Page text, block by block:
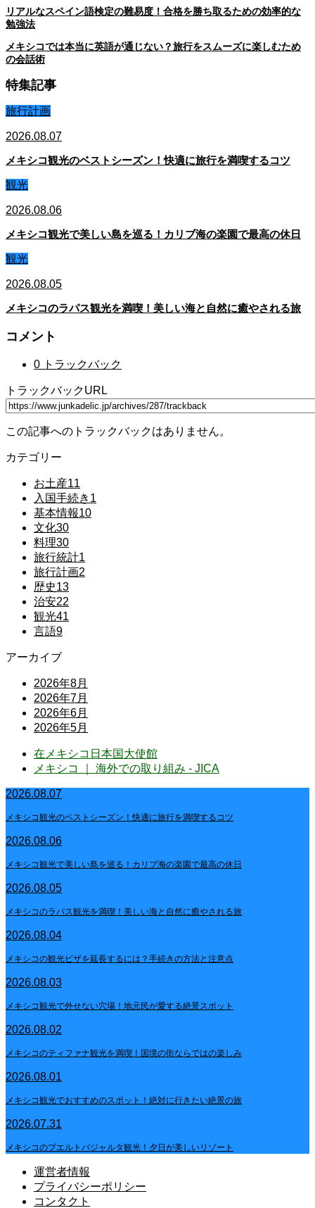
リアルなスペイン語検定の難易度！合格を勝ち取るための効率的な
勉強法
メキシコでは本当に英語が通じない？旅行をスムーズに楽しむため
の会話術
特集記事
旅行計画
2026.08.07
メキシコ観光のベストシーズン！快適に旅行を満喫するコツ
観光
2026.08.06
メキシコ観光で美しい島を巡る！カリブ海の楽園で最高の休日
観光
2026.08.05
メキシコのラパス観光を満喫！美しい海と自然に癒やされる旅
コメント
0 トラックバック
トラックバックURL
この記事へのトラックバックはありません。
カテゴリー
お土産11
入国手続き 1
基本情報10
文化30
料理30
旅行統計1
旅行計画2
歴史13
治安22
観光41
言語9
アーカイブ
2026年8月
2026年7月
2026年6月
2026年5月
在メキシコ日本国大使館
メキシコ ｜ 海外での取り組み - JICA
2026.08.07
メキシコ観光のベストシーズン！快適に旅行を満喫するコツ
2026.08.06
メキシコ観光で美しい島を巡る！カリブ海の楽園で最高の休日
2026.08.05
メキシコのラパス観光を満喫！美しい海と自然に癒やされる旅
2026.08.04
メキシコの観光ビザを延長するには？手続きの方法と注意点
2026.08.03
メキシコ観光で外せない穴場！地元民が愛する絶景スポット
2026.08.02
メキシコのティファナ観光を満喫！国境の街ならではの楽しみ
2026.08.01
メキシコ観光でおすすめのスポット！絶対に行きたい絶景の旅
2026.07.31
メキシコのプエルトバジャルタ観光！夕日が美しいリゾート
運営者情報
プライバシーポリシー
コンタクト